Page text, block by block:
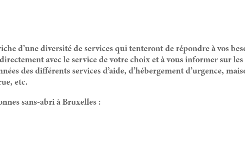
d’une diversité de services qui tenteront de répondre à vos
avec le service de votre choix et à vous informer sur
des différents services d’aide, d’hébergement d’urgence,
etc.
sans-abri à Bruxelles :